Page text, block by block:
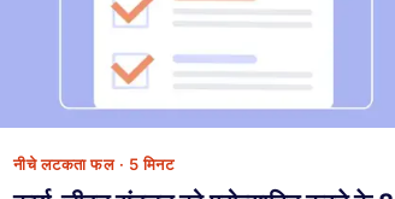
नीचे लटकता फल · 5 मिनट